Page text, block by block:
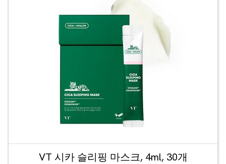
VT 시카 슬리핑 마스크, 4ml, 30개